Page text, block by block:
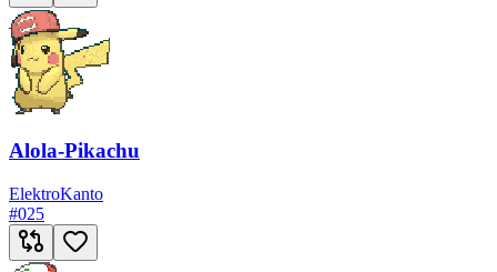
Alola-Pikachu
ElektroKanto
#025